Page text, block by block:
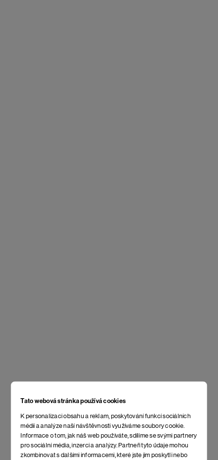
Tato webová stránka používá cookies
K personalizaci obsahu a reklam, poskytování funkcí sociálních
médií a analýze naší návštěvnosti využíváme soubory cookie.
Informace o tom, jak náš web používáte, sdílíme se svými partnery
pro sociální média, inzerci a analýzy. Partneři tyto údaje mohou
zkombinovat s dalšími informacemi, které jste jim poskytli nebo